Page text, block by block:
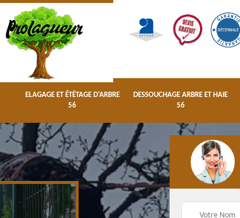
ELAGAGE ET ÉTÊTAGE D'ARBRE
56
DESSOUCHAGE ARBRE ET HAIE
56